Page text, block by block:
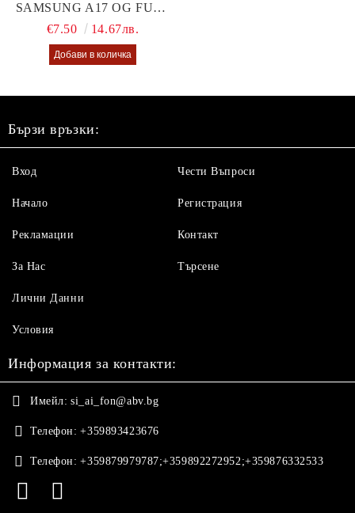
SAMSUNG A17 OG FULL
GLUE GLASS
€7.50 14.67лв.
Бързи връзки:
Вход
Начало
Рекламации
За Нас
Чести Въпроси
Регистрация
Контакт
Търсене
Лични Данни
Условия
Информация за контакти:
Имейл: si_ai_fon@abv.bg
Телефон: +359893423676
Телефон: +359879979787;+359892272952;+359876332533